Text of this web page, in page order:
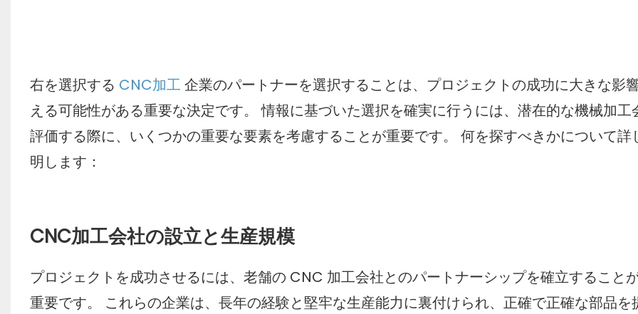
右を選択する CNC加工 企業のパートナーを選択することは、プロジェクトの成功に大きな影
える可能性がある重要な決定です。 情報に基づいた選択を確実に行うには、潜在的な機械加工
評価する際に、いくつかの重要な要素を考慮することが重要です。 何を探すべきかについて詳
明します：
CNC加工会社の設立と生産規模
プロジェクトを成功させるには、老舗の CNC 加工会社とのパートナーシップを確立すること
重要です。 これらの企業は、長年の経験と堅牢な生産能力に裏付けられ、正確で正確な部品を